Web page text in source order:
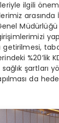
ilgili
arasında
Müdürlüğü
getirilmesi,
%20’lik
şartları
da